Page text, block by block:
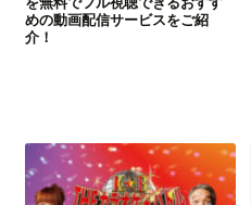
めの動画配信サービスをご紹
介！